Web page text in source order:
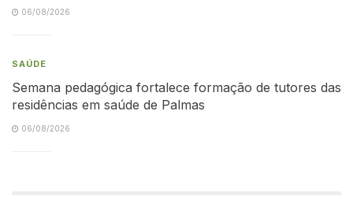
06/08/2026
SAÚDE
Semana pedagógica fortalece formação de tutores das
residências em saúde de Palmas
06/08/2026